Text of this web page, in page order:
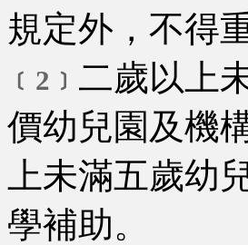
規定外，不得
﹝2﹞ 二歲以上
價幼兒園及機
上未滿五歲幼
學補助。